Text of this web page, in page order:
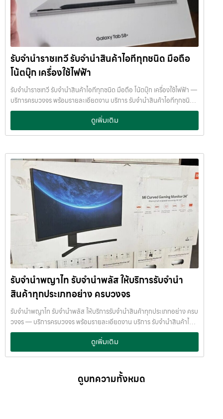
/ ตู้นิรภัย พนักงานผ่านการฝึกอบรม ประกันความเสียหาย / ความสูญหาย
บันทึกข้อมูลลูกค้าเป็นความลับ คำแนะนำสำหรับผู้ใช้บริการ เก็บสลิป /
เอกสารสัญญาอย่างดี อย่าเสียบแบตเตอรี่นานนับเดือน ไถ่ถอนก่อนหมด
กำหนด ติดต่อเราได้ทันทีหากมีปัญหา ลิงก์ที่เกี่ยวข้อง รับจำนำสามย่าน
มิตรทาวน์ รับจำนำสามย่านมิตรทาวน์
พร้อมประเมินราคาอย่างเป็นธรรม ให้ราคาสูง และจ่ายเงินสดรวดเร็วภายใน
ไม่กี่นาที เรามีมาตรฐานการให้บริการที่ โปร่งใส ปลอดภัย เชื่อถือได้ การดูแล
สินค้าทุกชิ้นอย่างดี ภายในสถานที่ที่มีระบบรักษาความปลอดภัยครบครัน
ทีมงานเชี่ยวชาญ พร้อมให้คำปรึกษาอย่างมืออาชีพ คุณได้รับเงินจริงทันที
ไม่ต้องรอนาน การบริการของเราออกแบบมาเพื่อตอบโจทย์ลูกค้าที่ต้องการ
เงินด่วนโดยไม่ต้องขายสินทรัพย์ เราเข้าใจความรู้สึกของลูกค้า เรารักษา
ความลับ และพยายามให้บริการด้วยความอ่อนโยน สุจริต และไว้วางใจได้
พื้นที่บริการของ รับจำนำพลัส เพื่อให้ครอบคลุมกลุ่มลูกค้าในหลายเขต
กรุงเทพฯ เรามีจุดบริการในหลายพื้นที่สำคัญดังนี้: เขต ลาดพร้าว เขต
แจ้งวัฒนะ เขต สีลม เขต รัชดา เขต บางแค เขต รามอินทรา เขต บางนา ไม่ว่า
คุณอยู่ในซอย ลาดพร้าวโชคชัย4 ลาดปลาเค้า รัชดาซอย หรือใกล้แยกสีลม
ช่องนนทรี บางนา เมกาบางนา บางแค เดอะมอลล์บางแค รามอินทรา กม.8
หรือใกล้โชว์รูมแจ้งวัฒนะ — เราพร้อมให้บริการถึงที่ บริการรับจำนำสินค้าที่
ลูกค้าต้องการจำนำ ดังนี้: รับจำนำ โทรศัพท์มือถือ / สมาร์ตโฟน (iPhone,
Samsung, Huawei, Oppo ฯลฯ) รับจำนำ โน้ตบุ๊ก / คอมพิวเตอร์ /
แล็ปท็อป รับจำนำ แท็บเล็ต / iPad รับจำนำ เครื่องใช้ไฟฟ้าเล็ก / เครื่องใช้
ไฟฟ้าภายในบ้าน รับจำนำ กล้องถ่ายรูป / กล้องดิจิตอล / อุปกรณ์ถ่ายภาพ
รับจำนำ ของสะสม / ของมีค่าอื่น ๆ บริการแต่ละประเภท ประเมินราคาตาม
สภาพสินค้า รุ่น ยี่ห้อ อายุการใช้งาน เราให้ราคาสูง พร้อมจ่ายเงินสดทันใจ
ความปลอดภัย และการดูแล ระบบกล้องวงจรปิด CCTV ทุกมุม ห้องนิรภัย
/ ตู้นิรภัย พนักงานผ่านการฝึกอบรม ประกันความเสียหาย / ความสูญหาย
บันทึกข้อมูลลูกค้าเป็นความลับ คำแนะนำสำหรับผู้ใช้บริการ เก็บสลิป /
เอกสารสัญญาอย่างดี อย่าเสียบแบตเตอรี่นานนับเดือน ไถ่ถอนก่อนหมด
กำหนด ติดต่อเราได้ทันทีหากมีปัญหา ลิงก์ที่เกี่ยวข้อง รับจำนำจุฬาลงกรณ์
มหาวิทยาลัย รับจำนำจุฬาลงกรณ์มหาวิทยาลัย
รับจำนำราชเทวี รับจำนำสินค้าไอทีทุกชนิด มือถือ
โน้ตบุ๊ก เครื่องใช้ไฟฟ้า
รับจำนำราชเทวี รับจำนำสินค้าไอทีทุกชนิด มือถือ โน้ตบุ๊ก เครื่องใช้ไฟฟ้า —
บริการครบวงจร พร้อมรายละเอียดงาน บริการ รับจำนำสินค้าไอทีทุกชนิด
พร้อมให้บริการในเขต ลาดพร้าว แจ้งวัฒนะ สีลม รัชดา บางแค รามอินทรา
บางนา ด้วยมาตรฐาน รวดเร็ว ปลอดภัย ให้ราคาสูง รับจำนำราชเทวี — รับ
จำนำสินค้าไอทีทุกชนิด มือถือ โน้ตบุ๊ก เครื่องใช้ไฟฟ้า รับจำนำราชเทวี รับ
ทันใจ ของมีค่าปลอดภัย ให้ราคาสูง พร้อมบริการถึงที่ รับจำนำราชเทวี รับ
จำนำพลัส เงินด่วนทันใจ ของมีค่าปลอดภัย ให้ราคาสูง พร้อมบริการถึงที่
จำนำพลัส JumnumPlus.com บริการรับจำนำที่เชื่อถือได้ในกรุงเทพฯ
โทรศัพท์ มือถือ โน้ตบุ๊ก เครื่องใช้ไฟฟ้า และสินทรัพย์มีค่าอื่น ๆ ทำไมเลือก
รับจำนำพลัส (JumnumPlus) เมื่อคุณต้องการเงินด่วน เราที่ รับจำนำ
พลัส ให้บริการรับจำนำสินค้าทุกประเภทอย่างครบวงจร — ไม่ว่าจะเป็น
โทรศัพท์มือถือ โน้ตบุ๊ก เครื่องใช้ไฟฟ้า หรือ สินทรัพย์มีค่าอื่น ๆ — พร้อม
ประเมินราคาอย่างเป็นธรรม ให้ราคาสูง และจ่ายเงินสดรวดเร็วภายในไม่กี่
นาที เรามีมาตรฐานการให้บริการที่ โปร่งใส ปลอดภัย เชื่อถือได้ การดูแล
สินค้าทุกชิ้นอย่างดี ภายในสถานที่ที่มีระบบรักษาความปลอดภัยครบครัน
ทีมงานเชี่ยวชาญ พร้อมให้คำปรึกษาอย่างมืออาชีพ คุณได้รับเงินจริงทันที
ไม่ต้องรอนาน การบริการของเราออกแบบมาเพื่อตอบโจทย์ลูกค้าที่ต้องการ
เงินด่วนโดยไม่ต้องขายสินทรัพย์ เราเข้าใจความรู้สึกของลูกค้า เรารักษา
ความลับ และพยายามให้บริการด้วยความอ่อนโยน สุจริต และไว้วางใจได้
พื้นที่บริการของ รับจำนำพลัส เพื่อให้ครอบคลุมกลุ่มลูกค้าในหลายเขต
กรุงเทพฯ เรามีจุดบริการในหลายพื้นที่สำคัญดังนี้: เขต ลาดพร้าว เขต
แจ้งวัฒนะ เขต สีลม เขต รัชดา เขต บางแค เขต รามอินทรา เขต บางนา ไม่ว่า
คุณอยู่ในซอย ลาดพร้าวโชคชัย4 ลาดปลาเค้า รัชดาซอย หรือใกล้แยกสีลม
ช่องนนทรี บางนา เมกาบางนา บางแค เดอะมอลล์บางแค รามอินทรา กม.8
หรือใกล้โชว์รูมแจ้งวัฒนะ — เราพร้อมให้บริการถึงที่ บริการรับจำนำสินค้าที่
ลูกค้าต้องการจำนำ ดังนี้: รับจำนำ โทรศัพท์มือถือ / สมาร์ตโฟน (iPhone,
Samsung, Huawei, Oppo ฯลฯ) รับจำนำ โน้ตบุ๊ก / คอมพิวเตอร์ /
ดูเพิ่มเติม
รับจำนำพญาไท รับจำนำพลัส ให้บริการรับจำนำ
สินค้าทุกประเภทอย่าง ครบวงจร
รับจำนำพญาไท รับจำนำพลัส ให้บริการรับจำนำสินค้าทุกประเภทอย่าง ครบ
วงจร — บริการครบวงจร พร้อมรายละเอียดงาน บริการ รับจำนำสินค้าไอที
ทุกชนิด พร้อมให้บริการในเขต ลาดพร้าว แจ้งวัฒนะ สีลม รัชดา บางแค
รามอินทรา บางนา ด้วยมาตรฐาน รวดเร็ว ปลอดภัย ให้ราคาสูง รับจำนำ
พญาไท — รับจำนำพลัส ให้บริการรับจำนำสินค้าทุกประเภทอย่าง ครบ
อย่าง ครบวงจร รับจำนำพลัส เงินด่วนทันใจ ของมีค่าปลอดภัย ให้ราคาสูง
พร้อมบริการถึงที่ รับจำนำพญาไท รับจำนำพลัส เงินด่วนทันใจ ของมีค่า
ดูเพิ่มเติม
ดูบทความทั้งหมด